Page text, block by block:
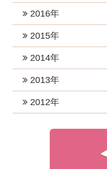
2024年2月 (1)
2023年2月 (2)
2023年1月 (5)
2022年4月 (1)
2022年3月 (1)
2022年2月 (2)
2022年1月 (2)
2021年5月 (1)
2021年2月 (2)
2021年1月 (3)
2020年7月 (2)
2020年5月 (2)
2020年3月 (4)
2020年2月 (1)
2020年1月 (4)
2019年10月 (3)
2019年7月 (3)
2019年5月 (1)
2019年4月 (2)
2019年2月 (4)
2019年1月 (3)
2018年10月 (1)
2018年8月 (3)
2018年7月 (1)
2018年6月 (2)
2018年4月 (2)
2018年3月 (3)
2017年12月 (3)
2017年10月 (4)
2017年9月 (4)
2017年8月 (3)
2017年7月 (6)
2017年5月 (6)
2016年
2016年12月 (4)
2016年10月 (4)
2016年9月 (3)
2016年8月 (3)
2015年
2015年12月 (2)
2015年10月 (1)
2015年9月 (1)
2014年
2014年12月 (2)
2014年4月 (1)
2014年3月 (2)
2013年
2013年11月 (1)
2012年